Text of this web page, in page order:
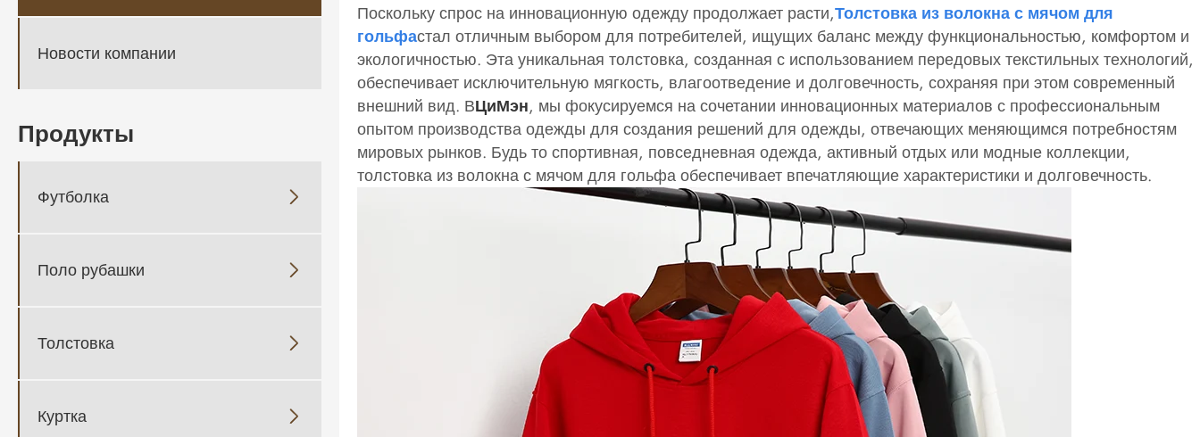
Новости компании
Продукты
Футболка 
Поло рубашки 
Толстовка 
Куртка 
Поскольку спрос на инновационную одежду продолжает расти,Толстовка из волокна с мячом для
гольфастал отличным выбором для потребителей, ищущих баланс между функциональностью, комфортом и
экологичностью. Эта уникальная толстовка, созданная с использованием передовых текстильных технологий,
обеспечивает исключительную мягкость, влагоотведение и долговечность, сохраняя при этом современный
внешний вид. ВЦиМэн, мы фокусируемся на сочетании инновационных материалов с профессиональным
опытом производства одежды для создания решений для одежды, отвечающих меняющимся потребностям
мировых рынков. Будь то спортивная, повседневная одежда, активный отдых или модные коллекции,
толстовка из волокна с мячом для гольфа обеспечивает впечатляющие характеристики и долговечность.